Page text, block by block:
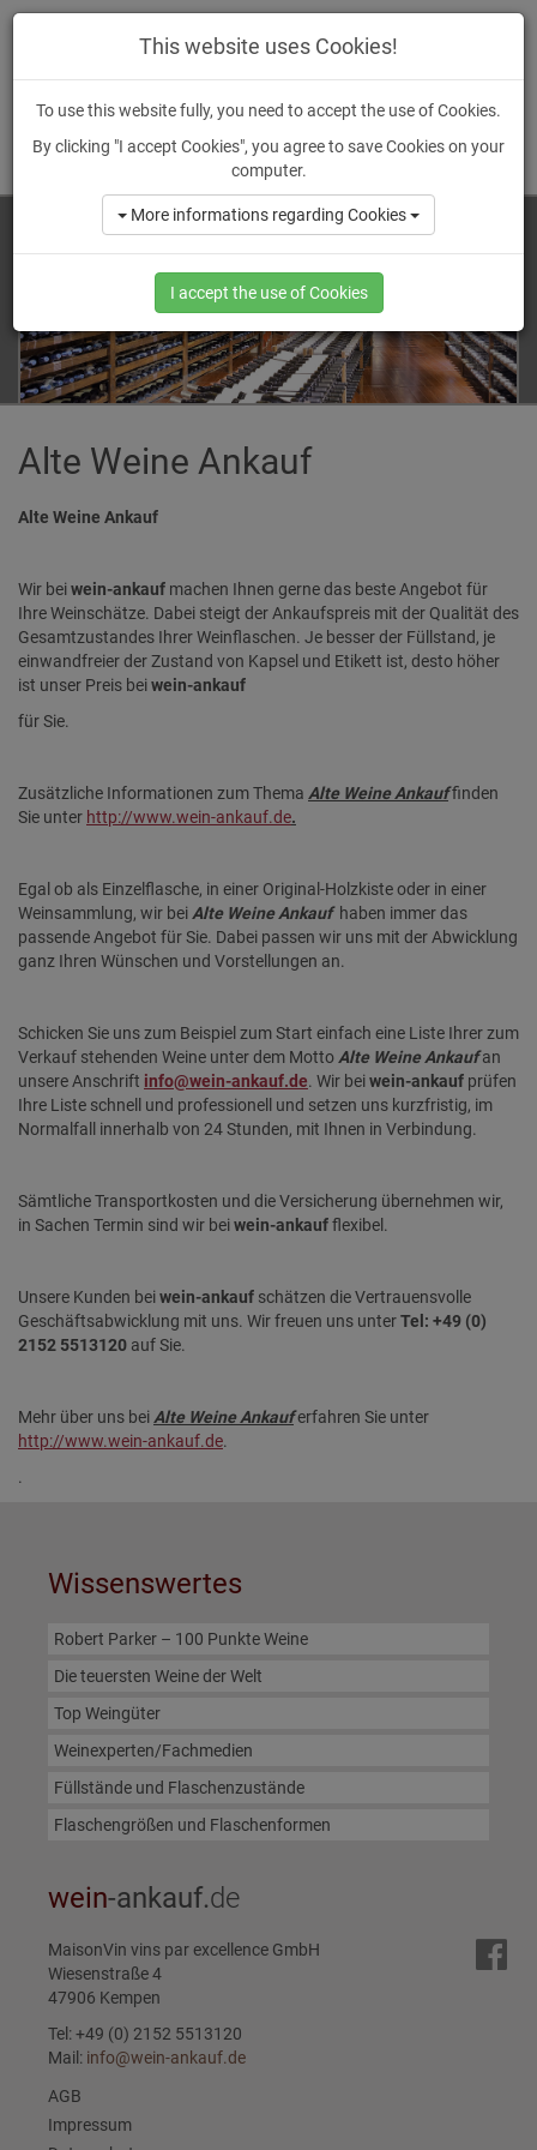
wein-ankauf.de
Alte Weine Ankauf
Alte Weine Ankauf
Wir beiwein-ankauf machen Ihnen gerne das beste Angebot für
Ihre Weinschätze. Dabei steigt der Ankaufspreis mit der Qualität des
Gesamtzustandes Ihrer Weinflaschen. Je besser der Füllstand, je
einwandfreier der Zustand von Kapsel und Etikett ist, desto höher
ist unser Preis beiwein-ankauf
für Sie.
Zusätzliche Informationen zum Thema Alte Weine Ankauffinden
Sie unter http://www.wein-ankauf.de.
Egal ob als Einzelflasche, in einer Original-Holzkiste oder in einer
Weinsammlung, wir bei Alte Weine Ankauf haben immer das
passende Angebot für Sie. Dabei passen wir uns mit der Abwicklung
ganz Ihren Wünschen und Vorstellungen an.
Schicken Sie uns zum Beispiel zum Start einfach eine Liste Ihrer zum
Verkauf stehenden Weine unter dem Motto Alte Weine Ankaufan
unsere Anschrift info@wein-ankauf.de. Wir beiwein-ankauf prüfen
Ihre Liste schnell und professionell und setzen uns kurzfristig, im
Normalfall innerhalb von 24 Stunden, mit Ihnen in Verbindung.
Sämtliche Transportkosten und die Versicherung übernehmen wir,
in Sachen Termin sind wir beiwein-ankaufflexibel.
Unsere Kunden beiwein-ankauf schätzen die Vertrauensvolle
Geschäftsabwicklung mit uns. Wir freuen uns unterTel: +49 (0)
2152 5513120 auf Sie.
Mehr über uns bei Alte Weine Ankauferfahren Sie unter
http://www.wein-ankauf.de.
.
Wissenswertes
Robert Parker – 100 Punkte Weine
Die teuersten Weine der Welt
Top Weingüter
Weinexperten/Fachmedien
Füllstände und Flaschenzustände
Flaschengrößen und Flaschenformen
wein-ankauf.de
MaisonVin vins par excellence GmbH
Wiesenstraße 4
47906 Kempen
Tel: +49 (0) 2152 5513120
Mail: info@wein-ankauf.de
AGB
Impressum
This website uses Cookies!
To use this website fully, you need to accept the use of Cookies.
By clicking "I accept Cookies", you agree to save Cookies on your
computer.
More informations regarding Cookies
I accept the use of Cookies